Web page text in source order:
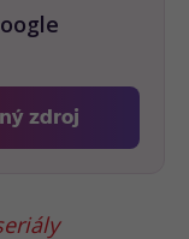
zdroj
odkaz sa otvorí v